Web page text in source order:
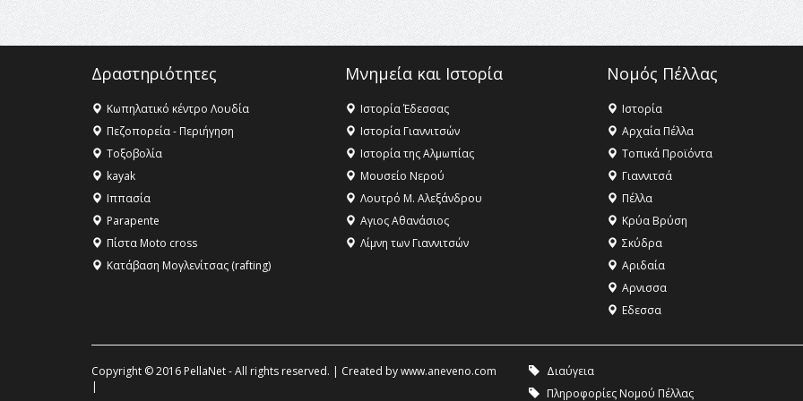
Δραστηριότητες
Κωπηλατικό κέντρο Λουδία
Πεζοπορεία - Περιήγηση
Τοξοβολία
kayak
Ιππασία
Parapente
Πίστα Moto cross
Κατάβαση Μογλενίτσας (rafting)
Μνημεία και Ιστορία
Ιστορία Έδεσσας
Ιστορία Γιαννιτσών
Ιστορία της Αλμωπίας
Μουσείο Νερού
Λουτρό Μ. Αλεξάνδρου
Αγιος Αθανάσιος
Λίμνη των Γιαννιτσών
Νομός Πέλλας
Ιστορία
Αρχαία Πέλλα
Τοπικά Προϊόντα
Γιαννιτσά
Πέλλα
Κρύα Βρύση
Σκύδρα
Αριδαία
Aρνισσα
Eδεσσα
Copyright © 2016 PellaNet - All rights reserved. | Created bywww.aneveno.com
|
Διαύγεια
Πληροφορίες Νομού Πέλλας